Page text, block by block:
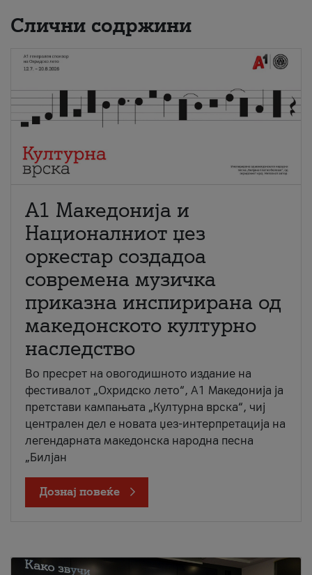
Слични содржини
А1 Македонија и
Националниот џез
оркестар создадоа
современа музичка
приказна инспирирана од
македонското културно
наследство
Во пресрет на овогодишното издание на
фестивалот „Охридско лето“, А1 Македонија ја
претстави кампањата „Културна врска“, чиј
централен дел е новата џез-интерпретација на
легендарната македонска народна песна
„Билјан
Дознај повеќе